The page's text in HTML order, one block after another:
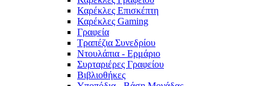
Καρέκλες Επισκέπτη
Καρέκλες Gaming
Γραφεία
Τραπέζια Συνεδρίου
Ντουλάπια - Ερμάριο
Συρταριέρες Γραφείου
Βιβλιοθήκες